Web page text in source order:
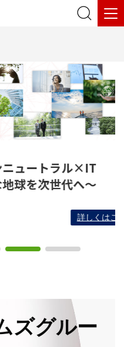
トラル×IT
次世代へ～
詳しくはこちら
ズグルー